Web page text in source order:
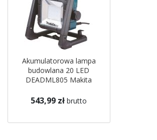
Akumulatorowa lampa
budowlana 20 LED
DEADML805 Makita
543,99 zł brutto